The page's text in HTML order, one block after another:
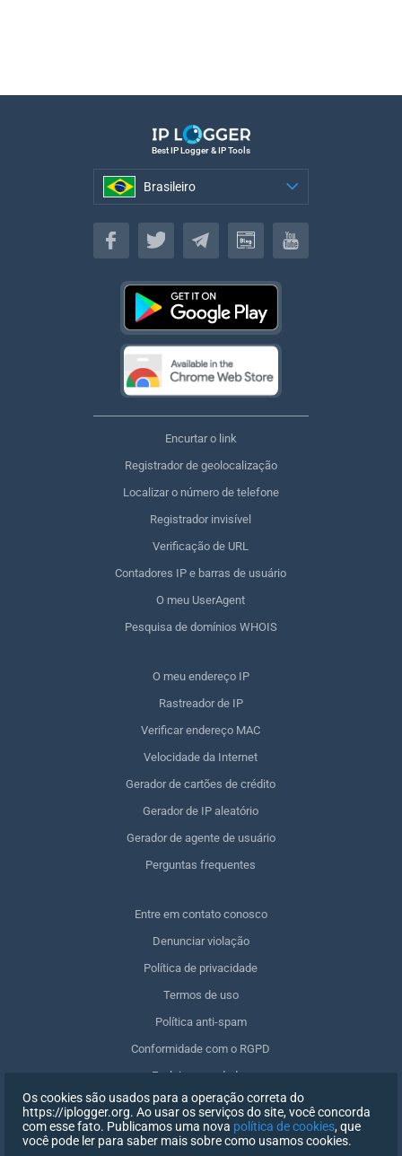
Best IP Logger & IP Tools
Brasileiro
Brasileiro
Encurtar o link
Registrador de geolocalização
Localizar o número de telefone
Registrador invisível
Verificação de URL
Contadores IP e barras de usuário
O meu UserAgent
Pesquisa de domínios WHOIS
O meu endereço IP
Rastreador de IP
Verificar endereço MAC
Velocidade da Internet
Gerador de cartões de crédito
Gerador de IP aleatório
Gerador de agente de usuário
Perguntas frequentes
Entre em contato conosco
Denunciar violação
Política de privacidade
Termos de uso
Política anti-spam
Conformidade com o RGPD
Excluir meus dados
Retirar o consentimento
Os cookies são usados para a operação correta do
https://iplogger.org. Ao usar os serviços do site, você concorda
com esse fato. Publicamos uma nova política de cookies, que
você pode ler para saber mais sobre como usamos cookies.